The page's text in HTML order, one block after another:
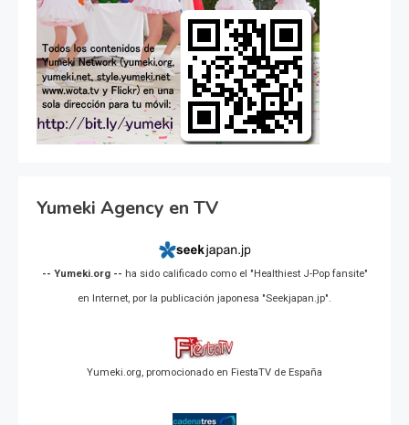
Yumeki Agency en TV
-- Yumeki.org -- ha sido calificado como el "Healthiest J-Pop fansite"
en Internet, por la publicación japonesa "Seekjapan.jp".
Yumeki.org, promocionado en FiestaTV de España